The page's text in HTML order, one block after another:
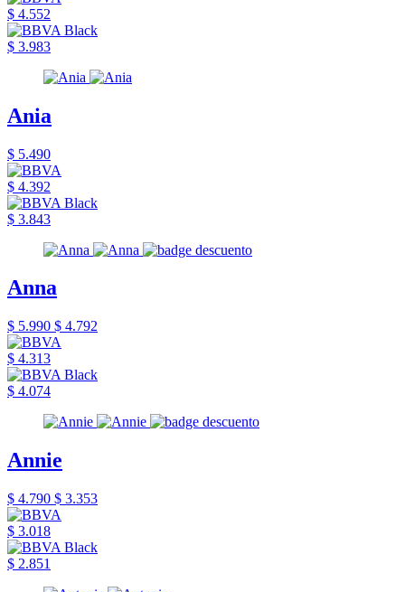
$ 4.552
$ 3.983
Ania
$ 5.490
$ 4.392
$ 3.843
Anna
$ 5.990 $ 4.792
$ 4.313
$ 4.074
Annie
$ 4.790 $ 3.353
$ 3.018
$ 2.851